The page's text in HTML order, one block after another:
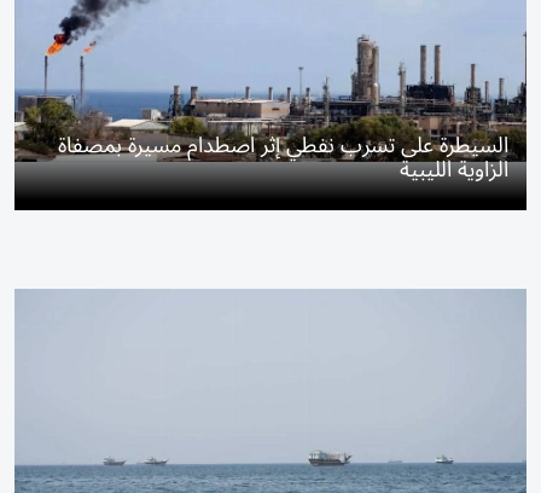
السيطرة على تسرب نفطي إثر اصطدام مسيرة بمصفاة
الزاوية الليبية